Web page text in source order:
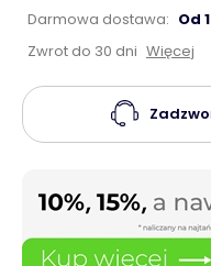
Darmowa dostawa: Od
Zwrot do 30 dni Więcej